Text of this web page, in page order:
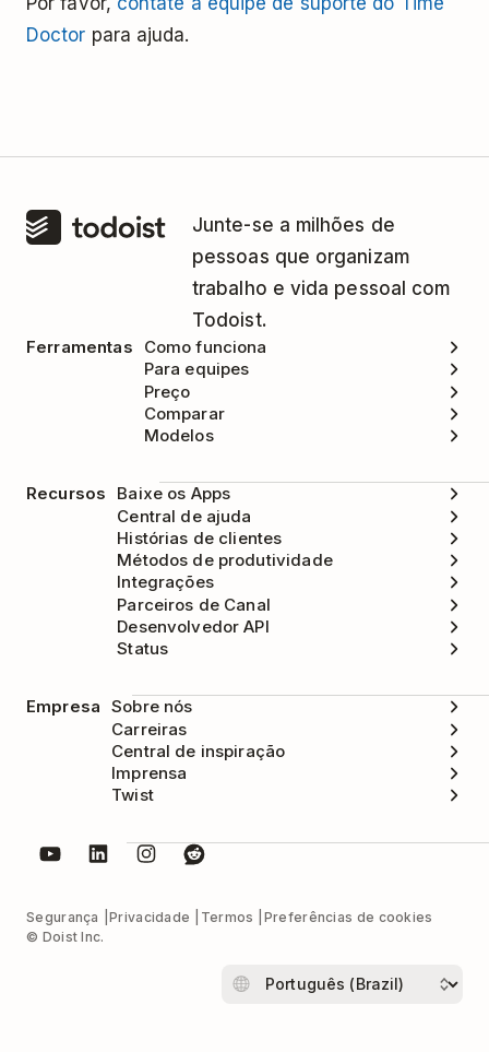
Doctor para ajuda.
Junte-se a milhões de
pessoas que organizam
trabalho e vida pessoal com
Todoist.
Ferramentas
Como funciona
Para equipes
Preço
Comparar
Modelos
Recursos
Baixe os Apps
Central de ajuda
Histórias de clientes
Métodos de produtividade
Integrações
Parceiros de Canal
Desenvolvedor API
Status
Empresa Sobre nós
Carreiras
Central de inspiração
Imprensa
Twist
Segurança Privacidade Termos
Preferências de cookies
© Doist Inc.